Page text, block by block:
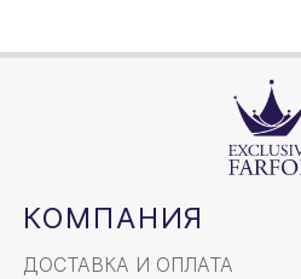
КОМПАНИЯ
ДОСТАВКА И ОПЛАТА